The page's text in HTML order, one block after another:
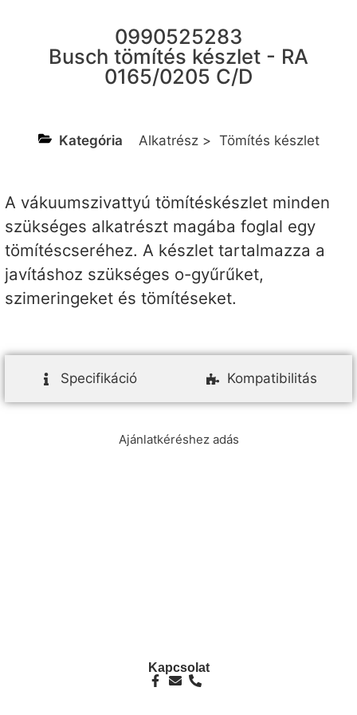
0990525283
Busch tömítés készlet - RA
0165/0205 C/D
Kategória Alkatrész > Tömítés készlet
A vákuumszivattyú tömítéskészlet minden
szükséges alkatrészt magába foglal egy
tömítéscseréhez. A készlet tartalmazza a
javításhoz szükséges o-gyűrűket,
szimeringeket és tömítéseket.
Specifikáció Kompatibilitás
Ajánlatkéréshez adás
Kapcsolat